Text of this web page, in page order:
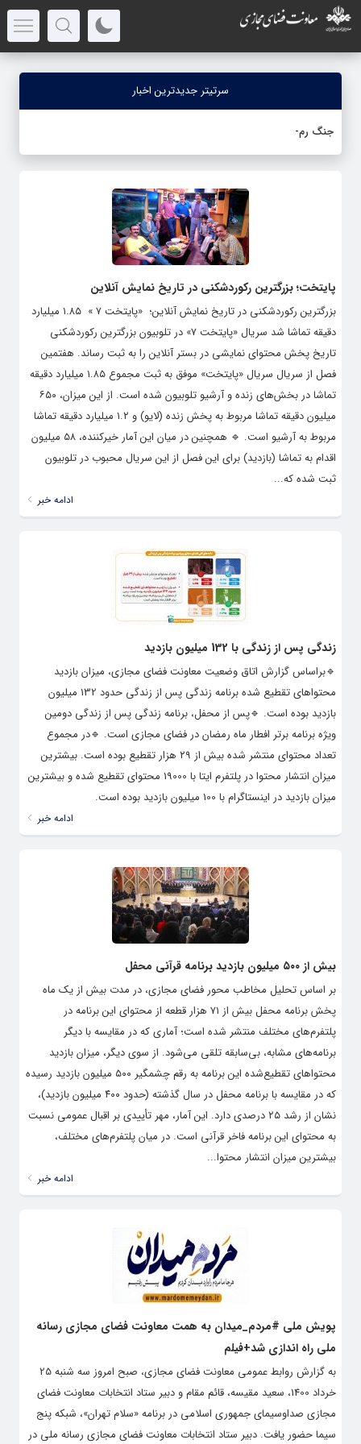
سرتیتر جدیدترین اخبار
جنگ رمضان؛ اخ
پایتخت؛ بزرگترین رکوردشکنی در تاریخ نمایش آنلاین
بزرگترین رکوردشکنی در تاریخ نمایش آنلاین؛ «پایتخت ۷ » ۱.۸۵ میلیارد
دقیقه تماشا شد سریال «پایتخت ۷» در تلوبیون بزرگترین رکوردشکنی
تاریخ پخش محتوای نمایشی در بستر آنلاین را به ثبت رساند. هفتمین
فصل از سریال سریال «پایتخت» موفق به ثبت مجموع ۱.۸۵ میلیارد دقیقه
تماشا در بخش‌های زنده و آرشیو تلوبیون شده است. از این میزان، ۶۵۰
میلیون دقیقه تماشا مربوط به پخش زنده (لایو) و ۱.۲ میلیارد دقیقه تماشا
مربوط به آرشیو است. 🔹️ همچنین در میان این آمار خیرکننده، ۵۸ میلیون
اقدام به تماشا (بازدید) برای این فصل از این سریال محبوب در تلوبیون
ثبت شده که...
ادامه خبر
زندگی پس از زندگی با 132 میلیون بازدید
🔹️براساس گزارش اتاق وضعیت معاونت فضای مجازی، میزان بازدید
محتواهای تقطیع شده برنامه زندگی پس از زندگی حدود 132 میلیون
بازدید بوده است. 🔹️پس از محفل، برنامه زندگی پس از زندگی دومین
ویژه‌ برنامه برتر افطار ماه رمضان در فضای مجازی است. 🔹️در مجموع
تعداد محتوای منتشر شده بیش از ۲۹ هزار تقطیع بوده است. بیشترین
میزان انتشار محتوا در پلتفرم ایتا با 19000 محتوای تقطیع شده و بیشترین
میزان بازدید در اینستاگرام با 100 میلیون بازدید بوده است.
ادامه خبر
بیش از ۵۰۰ میلیون بازدید برنامه قرآنی محفل
بر اساس تحلیل مخاطب محور فضای مجازی، در مدت بیش از یک ماه
پخش برنامه محفل بیش از ۷۱ هزار قطعه از محتوای این برنامه در
پلتفرم‌های مختلف منتشر شده است؛ آماری که در مقایسه با دیگر
برنامه‌های مشابه، بی‌سابقه تلقی می‌شود. از سوی دیگر، میزان بازدید
محتواهای تقطیع‌شده این برنامه به رقم چشمگیر ۵۰۰ میلیون بازدید رسیده
که در مقایسه با برنامه محفل در سال گذشته (حدود ۴۰۰ میلیون بازدید)،
نشان از رشد ۲۵ درصدی دارد. این آمار، مهر تأییدی بر اقبال عمومی نسبت
به محتوای این برنامه فاخر قرآنی است. در میان پلتفرم‌های مختلف،
بیشترین میزان انتشار محتوا...
ادامه خبر
پویش ملی #مردم_میدان به همت معاونت فضای مجازی رسانه
ملی راه اندازی شد+فیلم
به گزارش روابط عمومی معاونت فضای مجازی، صبح امروز سه شنبه 25
خرداد 1400، سعید مقیسه، قائم مقام و دبیر ستاد انتخابات معاونت فضای
مجازی صداوسیمای جمهوری اسلامی در برنامه «سلام تهران»، شبکه پنج
سیما حضور یافت. دبیر ستاد انتخابات معاونت فضای مجازی رسانه ملی در